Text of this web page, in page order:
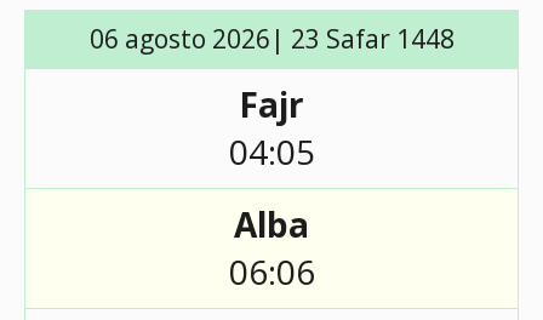
06 agosto 2026| 23 Safar 1448
Fajr
04:05
Alba
06:06